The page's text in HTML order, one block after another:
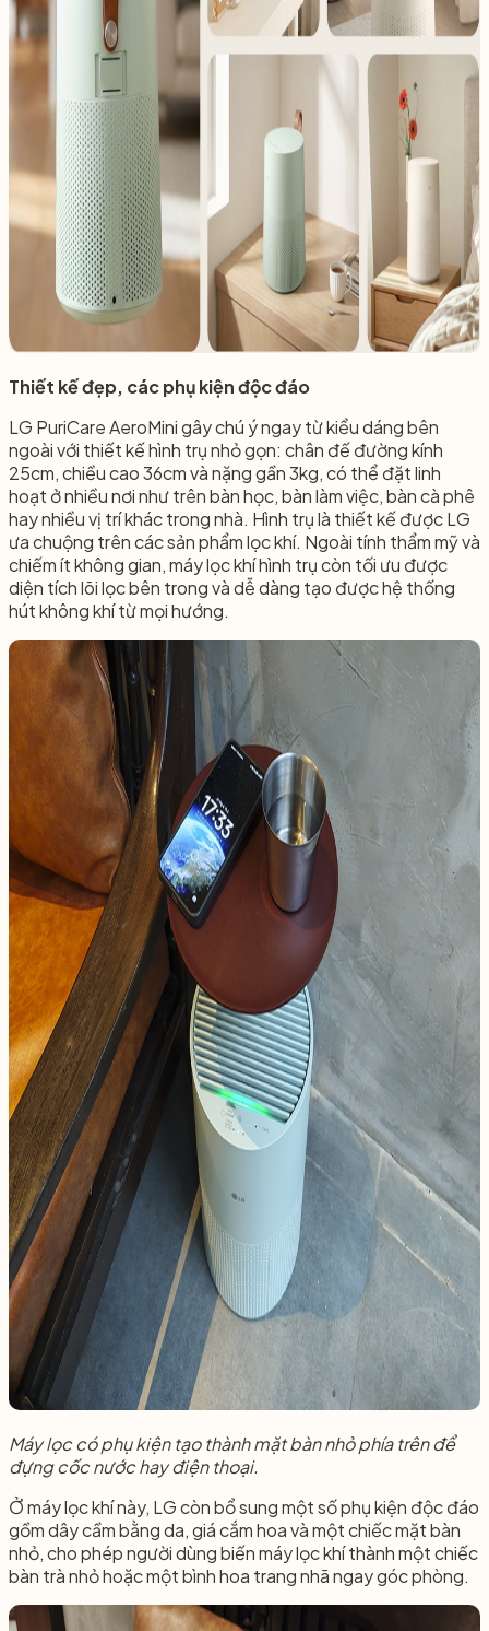
Thiết kế đẹp, các phụ kiện độc đáo
LG PuriCare AeroMini gây chú ý ngay từ kiểu dáng bên
ngoài với thiết kế hình trụ nhỏ gọn: chân đế đường kính
25cm, chiều cao 36cm và nặng gần 3kg, có thể đặt linh
hoạt ở nhiều nơi như trên bàn học, bàn làm việc, bàn cà phê
hay nhiều vị trí khác trong nhà. Hình trụ là thiết kế được LG
ưa chuộng trên các sản phẩm lọc khí. Ngoài tính thẩm mỹ và
chiếm ít không gian, máy lọc khí hình trụ còn tối ưu được
diện tích lõi lọc bên trong và dễ dàng tạo được hệ thống
hút không khí từ mọi hướng.
Máy lọc có phụ kiện tạo thành mặt bàn nhỏ phía trên để
đựng cốc nước hay điện thoại.
Ở máy lọc khí này, LG còn bổ sung một số phụ kiện độc đáo
gồm dây cầm bằng da, giá cắm hoa và một chiếc mặt bàn
nhỏ, cho phép người dùng biến máy lọc khí thành một chiếc
bàn trà nhỏ hoặc một bình hoa trang nhã ngay góc phòng.